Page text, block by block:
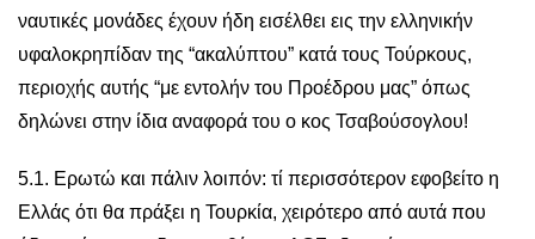
ναυτικές μονάδες έχουν ήδη εισέλθει εις την ελληνικήν
υφαλοκρηπίδαν της “ακαλύπτου” κατά τους Τούρκους,
περιοχής αυτής “με εντολήν του Προέδρου μας” όπως
δηλώνει στην ίδια αναφορά του ο κος Τσαβούσογλου!
5.1. Ερωτώ και πάλιν λοιπόν: τί περισσότερον εφοβείτο η
Ελλάς ότι θα πράξει η Τουρκία, χειρότερο από αυτά που